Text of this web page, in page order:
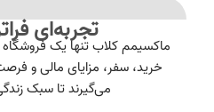
تجربه‌ای
ماکسیمم کلاب تنها یک
خرید، سفر، مزایای مالی و
می‌گیرند تا سبک